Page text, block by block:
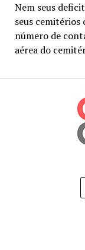
Nem seus
seus cemitérios
número de
aérea do